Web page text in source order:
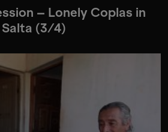
– Lonely Coplas in
Salta (3/4)